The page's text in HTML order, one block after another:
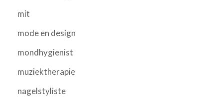
mit
mode en design
mondhygienist
muziektherapie
nagelstyliste